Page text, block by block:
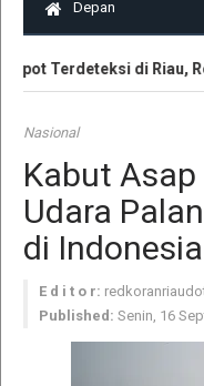
Depan
Terdeteksi di Riau,
Nasional
Kabut
Udara
di Indonesia
E d i t o r:
Published: Senin, 16